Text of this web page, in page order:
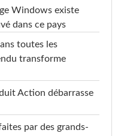
Windows existe
dans ce pays
toutes les
transforme
Action débarrasse
par des grands-